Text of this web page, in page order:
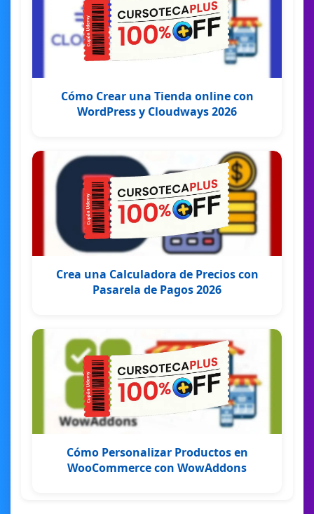
Cómo Crear una Tienda online con
WordPress y Cloudways 2026
Crea una Calculadora de Precios con
Pasarela de Pagos 2026
Cómo Personalizar Productos en
WooCommerce con WowAddons